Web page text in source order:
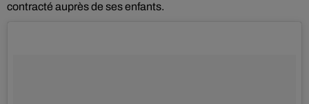
contracté auprès de ses enfants.